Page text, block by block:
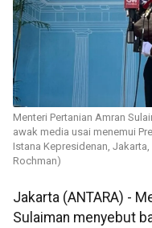
Menteri Pertanian Amran
awak media usai menemui
Istana Kepresidenan,
Rochman)
Jakarta (ANTARA) -
Sulaiman menyebut